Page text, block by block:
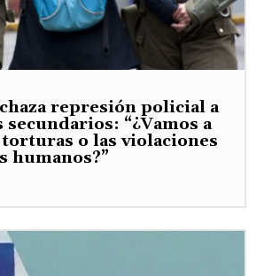
represión policial a
“¿Vamos a
o las violaciones
humanos?”